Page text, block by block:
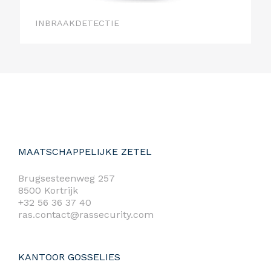
INBRAAKDETECTIE
MAATSCHAPPELIJKE ZETEL
Brugsesteenweg 257
8500 Kortrijk
+32 56 36 37 40
ras.contact@rassecurity.com
KANTOOR GOSSELIES